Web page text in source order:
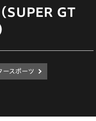
SUPER GT
ースポーツ